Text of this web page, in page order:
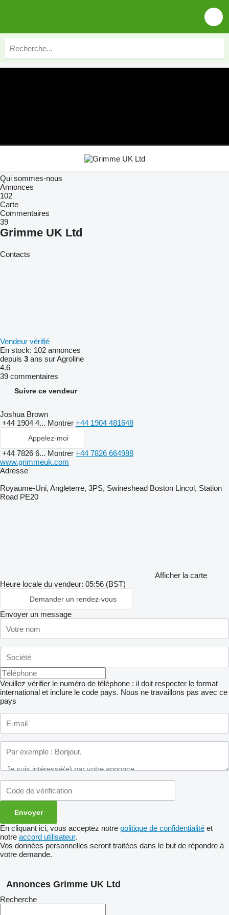
Qui sommes-nous
Annonces
102
Carte
Commentaires
39
Grimme UK Ltd
Contacts
Vendeur vérifié
En stock: 102 annonces
depuis 3 ans sur Agroline
4.6
39 commentaires
Suivre ce vendeur
Joshua Brown
+44 1904 4... Montrer +44 1904 481648
Appelez-moi
+44 7826 6... Montrer +44 7826 664988
www.grimmeuk.com
Adresse
Royaume-Uni, Angleterre, 3PS, Swineshead Boston Lincol, Station
Road PE20
Afficher la carte
Heure locale du vendeur: 05:56 (BST)
Demander un rendez-vous
Envoyer un message
Veuillez vérifier le numéro de téléphone : il doit respecter le format
international et inclure le code pays. Nous ne travaillons pas avec ce
pays
En cliquant ici, vous acceptez notre politique de confidentialité et
notre accord utilisateur.
Vos données personnelles seront traitées dans le but de répondre à
votre demande.
Annonces Grimme UK Ltd
Recherche